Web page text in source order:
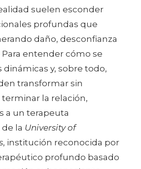
suelen esconder
profundas que
daño, desconfianza
entender cómo se
dinámicas y, sobre todo,
transformar sin
la relación,
a un terapeuta
la University of
, institución reconocida por
profundo basado